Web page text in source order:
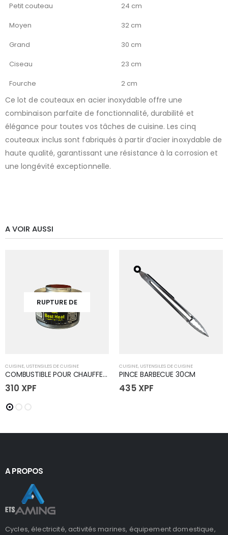
Petit couteau
24 cm
Moyen
32 cm
Grand
30 cm
Ciseau
23 cm
Fourche
2 cm
Ce lot de couteaux en acier inoxydable offre une
combinaison parfaite de fonctionnalité, durabilité et
élégance pour toutes vos tâches de cuisine. Les cinq
couteaux inclus sont fabriqués à partir d’acier inoxydable de
haute qualité, garantissant une résistance à la corrosion et
une longévité exceptionnelle.
A VOIR AUSSI
RUPTURE DE
STOCK
CUISINE, USTENSILES DE CUISINE
COMBUSTIBLE POUR CHAUFFE PLAT
310 XPF
CUISINE, USTENSILES DE CUISINE
PINCE BARBECUE 30CM
435 XPF
A PROPOS
Cycles, électricité, activités marines, équipement domestique,